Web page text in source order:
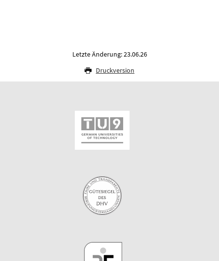
Letzte Änderung: 23.06.26
Druckversion